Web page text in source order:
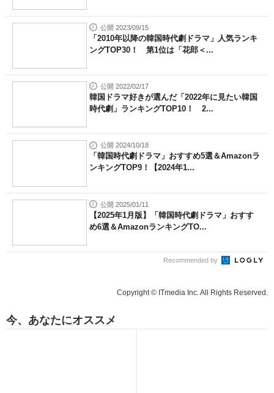
公開 2023/09/15
「2010年以降の韓国時代劇ドラマ」人気ランキ
ングTOP30！ 第1位は「花郎＜...
公開 2022/02/17
韓国ドラマ好きが選んだ「2022年に見たい韓国
時代劇」ランキングTOP10！ 2...
公開 2024/10/18
「韓国時代劇ドラマ」おすすめ5選＆Amazonラ
ンキングTOP9！【2024年1...
公開 2025/01/11
【2025年1月版】「韓国時代劇ドラマ」おすす
め6選＆AmazonランキングTO...
Recommended by
Copyright © ITmedia Inc. All Rights Reserved.
今、あなたにオススメ